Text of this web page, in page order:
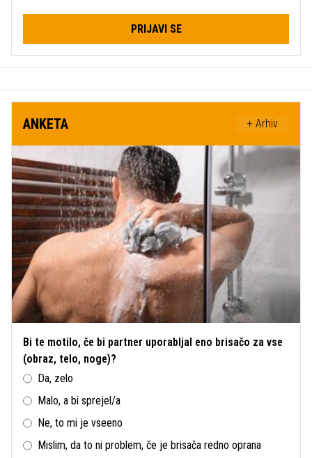
PRIJAVI SE
ANKETA + Arhiv
Bi te motilo, če bi partner uporabljal eno brisačo za vse
(obraz, telo, noge)?
Da, zelo
Malo, a bi sprejel/a
Ne, to mi je vseeno
Mislim, da to ni problem, če je brisača redno oprana